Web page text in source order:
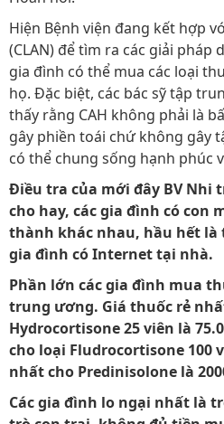
Hiện Bệnh viện đang kết hợp
(CLAN) để tìm ra các giải pháp
gia đình có thể mua các loại
họ. Đặc biệt, các bác sỹ tập
thấy rằng CAH không phải là
gây phiền toái chứ không gây
có thể chung sống hạnh phúc
Điều tra của mới đây BV Nhi
cho hay, các gia đình có con
thành khác nhau, hầu hết là
gia đình có Internet tại nhà.
Phần lớn các gia đình mua
trung ương. Giá thuốc rẻ
Hydrocortisone 25 viên là
cho loại Fludrocortisone 100
nhất cho Predinisolone là
Các gia đình lo ngại nhất là